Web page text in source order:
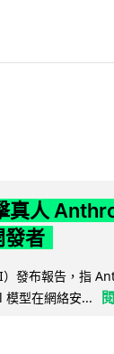
真人
發者
）發布報告，指
模型在網絡安...